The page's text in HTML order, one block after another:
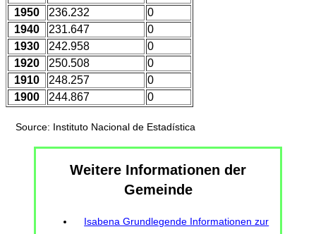
1950
236.232
0
1940
231.647
0
1930
242.958
0
1920
250.508
0
1910
248.257
0
1900
244.867 0
Source: Instituto Nacional de Estadística
Weitere Informationen der
Gemeinde
Isabena Grundlegende Informationen zur